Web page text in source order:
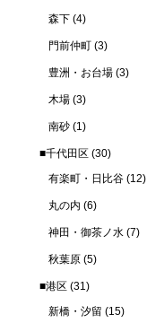
森下 (4)
門前仲町 (3)
豊洲・お台場 (3)
木場 (3)
南砂 (1)
■千代田区 (30)
有楽町・日比谷 (12)
丸の内 (6)
神田・御茶ノ水 (7)
秋葉原 (5)
■港区 (31)
新橋・汐留 (15)